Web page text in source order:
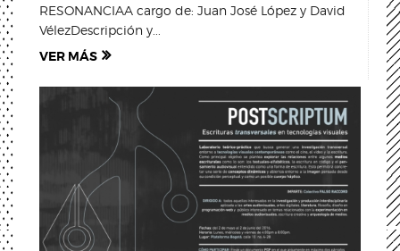
RESONANCIAA cargo de: Juan José López y David
VélezDescripción y...
VER MÁS